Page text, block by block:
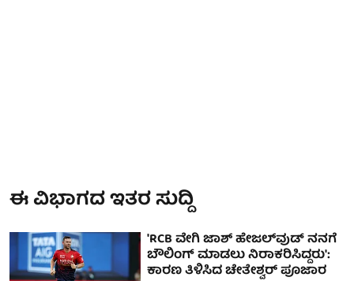
ಈ ವಿಭಾಗದ ಇತರ ಸುದ್ದಿ
'RCB ವೇಗಿ ಜಾಶ್ ಹೇಜಲ್‌ವುಡ್ ನನಗೆ
ಬೌಲಿಂಗ್ ಮಾಡಲು ನಿರಾಕರಿಸಿದ್ದರು':
ಕಾರಣ ತಿಳಿಸಿದ ಚೇತೇಶ್ವರ್ ಪೂಜಾರ